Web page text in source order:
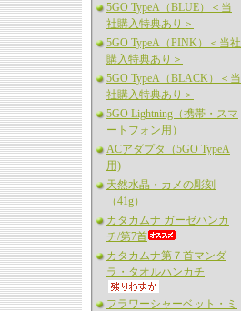
5GO TypeA（BLUE）＜当
社購入特典あり＞
5GO TypeA（PINK）＜当社
購入特典あり＞
5GO TypeA（BLACK）＜当
社購入特典あり＞
5GO Lightning（携帯・スマ
ートフォン用）
ACアダプタ（5GO TypeA
用)
天然水晶・カメの彫刻
（41g）
カタカムナ ガーゼハンカ
チ/第7首
カタカムナ第７首マンダ
ラ・タオルハンカチ
フラワーシャーベット・ミ